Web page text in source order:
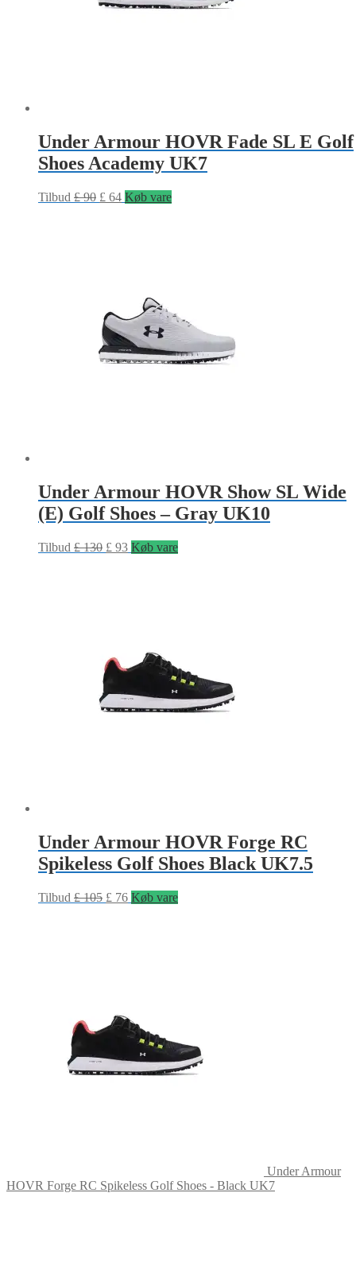
Under Armour HOVR Fade SL E Golf
Shoes Academy UK7
Tilbud £90 £ 64 Køb vare
Under Armour HOVR Show SL Wide
(E) Golf Shoes – Gray UK10
Tilbud £130 £ 93 Køb vare
Under Armour HOVR Forge RC
Spikeless Golf Shoes Black UK7.5
Tilbud £105 £ 76 Køb vare
Under Armour
HOVR Forge RC Spikeless Golf Shoes - Black UK7